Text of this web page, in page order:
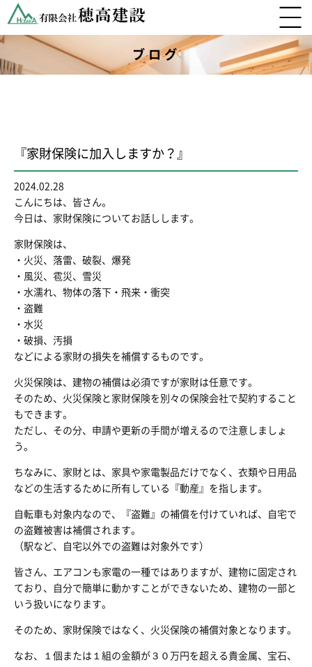
ブログ
『家財保険に加入しますか？』
2024.02.28
こんにちは、皆さん。
今日は、家財保険についてお話しします。
家財保険は、
・火災、落雷、破裂、爆発
・風災、雹災、雪災
・水濡れ、物体の落下・飛来・衝突
・盗難
・水災
・破損、汚損
などによる家財の損失を補償するものです。
火災保険は、建物の補償は必須ですが家財は任意です。
そのため、火災保険と家財保険を別々の保険会社で契約すること
もできます。
ただし、その分、申請や更新の手間が増えるので注意しましょ
う。
ちなみに、家財とは、家具や家電製品だけでなく、衣類や日用品
などの生活するために所有している『動産』を指します。
自転車も対象内なので、『盗難』の補償を付けていれば、自宅で
の盗難被害は補償されます。
（駅など、自宅以外での盗難は対象外です）
皆さん、エアコンも家電の一種ではありますが、建物に固定され
ており、自分で簡単に動かすことができないため、建物の一部と
いう扱いになります。
そのため、家財保険ではなく、火災保険の補償対象となります。
なお、１個または１組の金額が３０万円を超える貴金属、宝石、